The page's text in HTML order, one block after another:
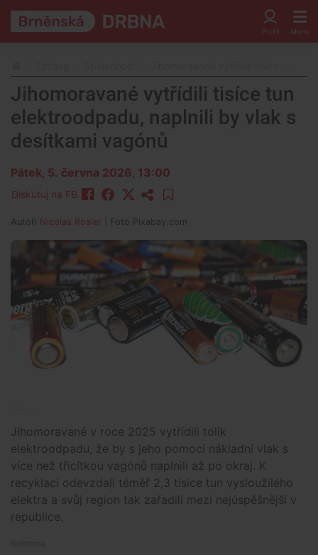
Jihomoravané vytřídili tisíce tun
elektroodpadu, naplnili by vlak s
desítkami vagónů
Pátek, 5. června 2026, 13:00
Diskutuj na FB
Autoři Nicolas Rosier | Foto Pixabay.com
Jihomoravané v roce 2025 vytřídili tolik
elektroodpadu, že by s jeho pomocí nákladní vlak s
více než třicítkou vagónů naplnili až po okraj. K
recyklaci odevzdali téměř 2,3 tisíce tun vysloužilého
elektra a svůj region tak zařadili mezi nejúspěšnější v
republice.